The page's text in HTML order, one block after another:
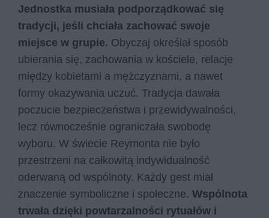
Jednostka musiała podporządkować się
tradycji, jeśli chciała zachować swoje
miejsce w grupie. Obyczaj określał sposób
ubierania się, zachowania w kościele, relacje
między kobietami a mężczyznami, a nawet
formy okazywania uczuć. Tradycja dawała
poczucie bezpieczeństwa i przewidywalności,
lecz równocześnie ograniczała swobodę
wyboru. W świecie Reymonta nie było
przestrzeni na całkowitą indywidualność
oderwaną od wspólnoty. Każdy gest miał
znaczenie symboliczne i społeczne. Wspólnota
trwała dzięki powtarzalności rytuałów i